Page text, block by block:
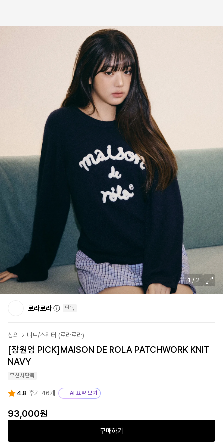
1 / 2
로라로라 단독
상의 니트/스웨터 (로라로라)
[장원영 PICK]MAISON DE ROLA PATCHWORK KNIT
NAVY
무신사단독
4.8 후기 46개 AI 요약 보기
93,000원
구매하기